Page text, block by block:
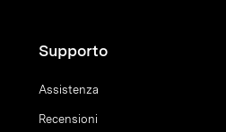
Supporto
Assistenza
Recensioni